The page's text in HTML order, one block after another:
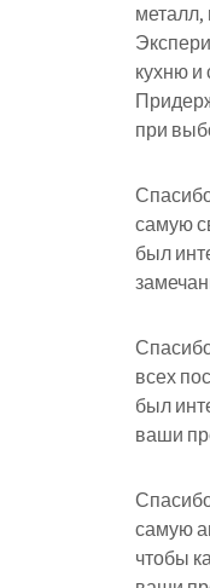
металл,
кухню и
при
самую
был
всех
был
ваши
самую
чтобы